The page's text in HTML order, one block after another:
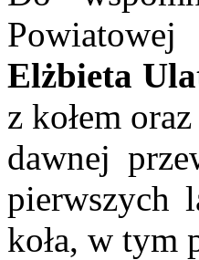
Elżbieta
z kołem
dawnej
pierwszych
koła, w tym